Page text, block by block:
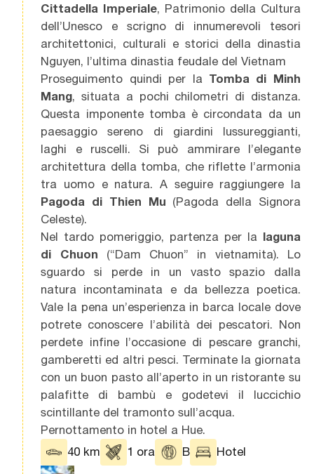
Cittadella Imperiale, Patrimonio della Cultura
dell’Unesco e scrigno di innumerevoli tesori
architettonici, culturali e storici della dinastia
Nguyen, l’ultima dinastia feudale del Vietnam
Proseguimento quindi per la Tomba di Minh
Mang, situata a pochi chilometri di distanza.
Questa imponente tomba è circondata da un
paesaggio sereno di giardini lussureggianti,
laghi e ruscelli. Si può ammirare l’elegante
architettura della tomba, che riflette l’armonia
tra uomo e natura. A seguire raggiungere la
Pagoda di Thien Mu (Pagoda della Signora
Celeste).
Nel tardo pomeriggio, partenza per la laguna
di Chuon (“Dam Chuon” in vietnamita). Lo
sguardo si perde in un vasto spazio dalla
natura incontaminata e da bellezza poetica.
Vale la pena un’esperienza in barca locale dove
potrete conoscere l’abilità dei pescatori. Non
perdete infine l’occasione di pescare granchi,
gamberetti ed altri pesci. Terminate la giornata
con un buon pasto all’aperto in un ristorante su
palafitte di bambù e godetevi il luccichio
scintillante del tramonto sull’acqua.
Pernottamento in hotel a Hue.
40 km
1 ora B Hotel